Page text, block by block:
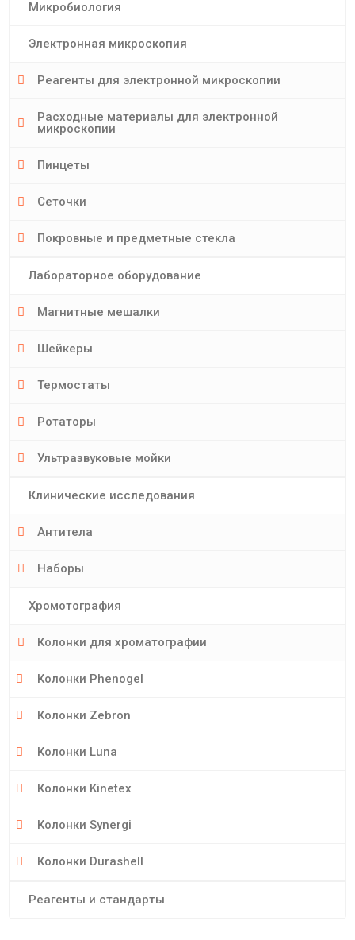
Микробиология
Электронная микроскопия
Реагенты для электронной микроскопии
Расходные материалы для электронной
микроскопии
Пинцеты
Сеточки
Покровные и предметные стекла
Лабораторное оборудование
Магнитные мешалки
Шейкеры
Термостаты
Ротаторы
Ультразвуковые мойки
Клинические исследования
Антитела
Наборы
Хромотография
Колонки для хроматографии
Колонки Phenogel
Колонки Zebron
Колонки Luna
Колонки Kinetex
Колонки Synergi
Колонки Durashell
Реагенты и стандарты